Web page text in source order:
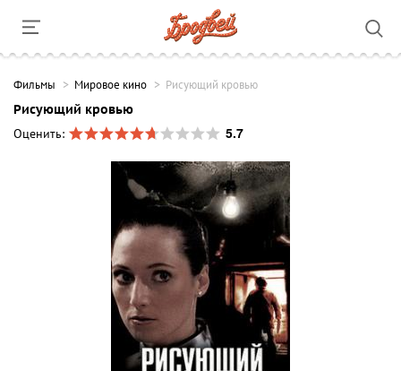
Фильмы Мировое кино Рисующий кровью
Рисующий кровью
Оценить:
5.7